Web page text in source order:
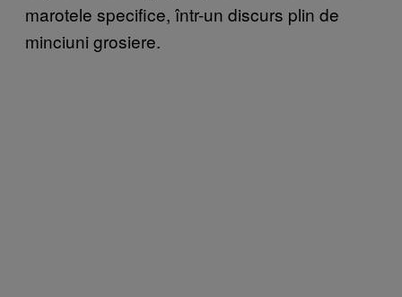
marotele specifice, într-un discurs plin de
minciuni grosiere.